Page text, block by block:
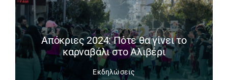
Απόκριες 2024: Πότε θα γίνει το
καρναβάλι στο Αλιβέρι
Εκδηλώσεις